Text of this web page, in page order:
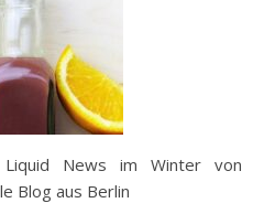
News im Winter von
Blog aus Berlin